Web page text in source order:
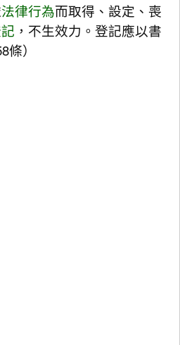
法律行為而取得、設定、喪
，不生效力。登記應以書
）